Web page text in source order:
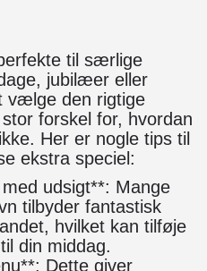
til særlige
jubilæer eller
vælge den rigtige
forskel for, hvordan
Her er nogle tips til
ekstra speciel:
udsigt**: Mange
tilbyder fantastisk
hvilket kan tilføje
din middag.
Dette giver